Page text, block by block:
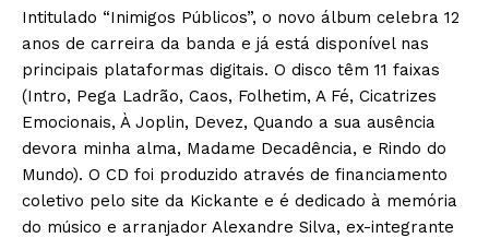
Intitulado “Inimigos Públicos”, o novo álbum celebra 12
anos de carreira da banda e já está disponível nas
principais plataformas digitais. O disco têm 11 faixas
(Intro, Pega Ladrão, Caos, Folhetim, A Fé, Cicatrizes
Emocionais, À Joplin, Devez, Quando a sua ausência
devora minha alma, Madame Decadência, e Rindo do
Mundo). O CD foi produzido através de financiamento
coletivo pelo site da Kickante e é dedicado à memória
do músico e arranjador Alexandre Silva, ex-integrante